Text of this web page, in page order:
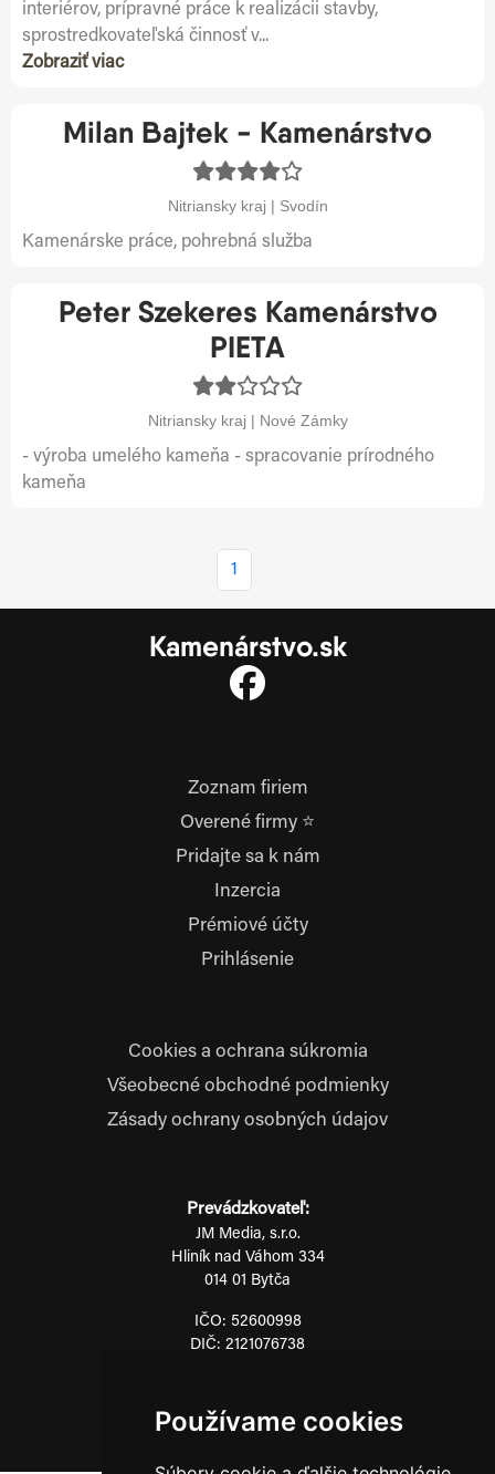
Používame cookies
interiérov, prípravné práce k realizácii stavby,
sprostredkovateľská činnosť v...
Zobraziť viac
Milan Bajtek - Kamenárstvo
Nitriansky kraj | Svodín
Kamenárske práce, pohrebná služba
Peter Szekeres Kamenárstvo
PIETA
Nitriansky kraj | Nové Zámky
- výroba umelého kameňa - spracovanie prírodného
kameňa
1
Kamenárstvo.sk
Zoznam firiem
Overené firmy ⭐
Pridajte sa k nám
Inzercia
Prémiové účty
Prihlásenie
Cookies a ochrana súkromia
Všeobecné obchodné podmienky
Zásady ochrany osobných údajov
Prevádzkovateľ:
JM Media, s.r.o.
Hliník nad Váhom 334
014 01 Bytča
IČO: 52600998
DIČ: 2121076738
0911 955 646